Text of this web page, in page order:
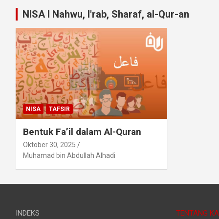
NISA I Nahwu, I'rab, Sharaf, al-Qur-an
NISA TAFSIR
Bentuk Fa’il dalam Al-Quran
Oktober 30, 2025
Muhamad bin Abdullah Alhadi
INDEKS TENTANG